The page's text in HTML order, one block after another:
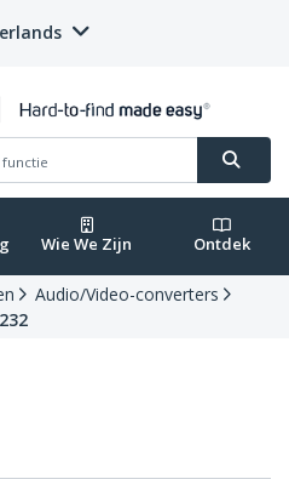
Wie We Zijn Ontdek
Audio/Video-converters